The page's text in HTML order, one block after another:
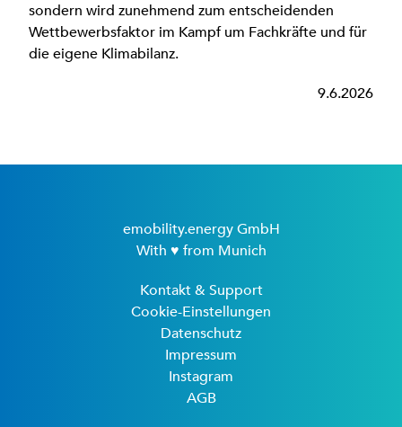
sondern wird zunehmend zum entscheidenden
Wettbewerbsfaktor im Kampf um Fachkräfte und für
die eigene Klimabilanz.
9.6.2026
emobility.energy GmbH
With ♥ from Munich
Kontakt & Support
Cookie-Einstellungen
Datenschutz
Impressum
Instagram
AGB